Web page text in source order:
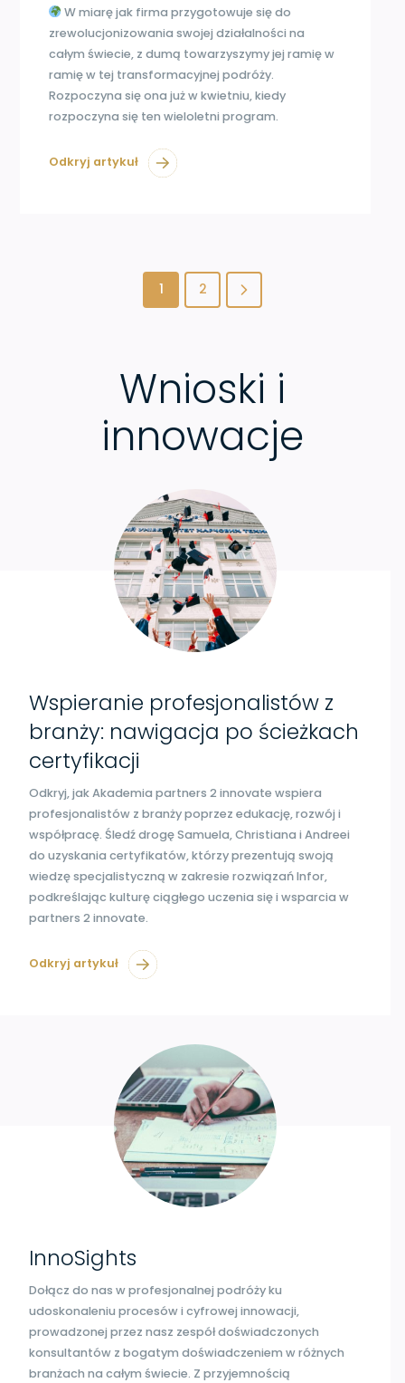
W miarę jak firma przygotowuje się do
zrewolucjonizowania swojej działalności na
całym świecie, z dumą towarzyszymy jej ramię w
ramię w tej transformacyjnej podróży.
Rozpoczyna się ona już w kwietniu, kiedy
rozpoczyna się ten wieloletni program.
Odkryj artykuł
1 2
Wnioski i
innowacje
Wspieranie profesjonalistów z
branży: nawigacja po ścieżkach
certyfikacji
Odkryj, jak Akademia partners 2 innovate wspiera
profesjonalistów z branży poprzez edukację, rozwój i
współpracę. Śledź drogę Samuela, Christiana i Andreei
do uzyskania certyfikatów, którzy prezentują swoją
wiedzę specjalistyczną w zakresie rozwiązań Infor,
podkreślając kulturę ciągłego uczenia się i wsparcia w
partners 2 innovate.
Odkryj artykuł
InnoSights
Dołącz do nas w profesjonalnej podróży ku
udoskonaleniu procesów i cyfrowej innowacji,
prowadzonej przez nasz zespół doświadczonych
konsultantów z bogatym doświadczeniem w różnych
branżach na całym świecie. Z przyjemnością